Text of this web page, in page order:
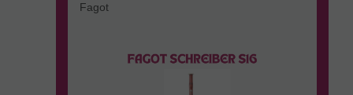
Fagot